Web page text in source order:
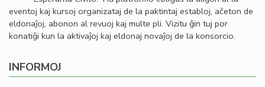
eventoj kaj kursoj organizataj de la paktintaj establoj, aĉeton de
eldonaĵoj, abonon al revuoj kaj multe pli. Vizitu ĝin tuj por
konatiĝi kun la aktivaĵoj kaj eldonaj novaĵoj de la konsorcio.
INFORMOJ